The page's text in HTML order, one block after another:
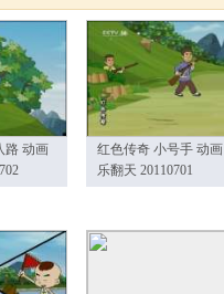
路 动画
红色传奇 小号手 动画
乐翻天 20110701